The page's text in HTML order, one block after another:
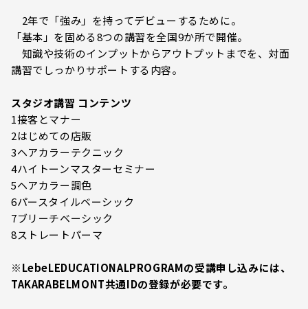
2年で「強み」を持ってデビューするために。
「基本」を固める8つの講習を全国9か所で開催。
知識や技術のインプットからアウトプットまでを、対面
講習でしっかりサポートする内容。
スタジオ講習 コンテンツ
1接客とマナー
2はじめての店販
3ヘアカラーテクニック
4ハイトーンマスターセミナー
5ヘアカラー調色
6パースタイルベーシック
7ブリーチベーシック
8ストレートパーマ
※LebeLEDUCATIONALPROGRAMの受講申し込みには、
TAKARABELMONT共通IDの登録が必要です。